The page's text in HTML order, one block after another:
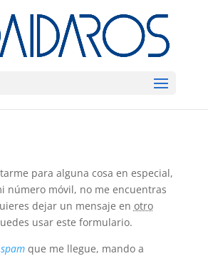
para alguna cosa en especial,
número móvil, no me encuentras
dejar un mensaje en otro
usar este formulario.
spamque me llegue, mando a